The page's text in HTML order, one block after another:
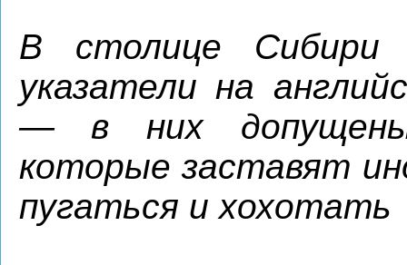
В столице Сибири
указатели на
— в них
которые заставят
пугаться и хохотать